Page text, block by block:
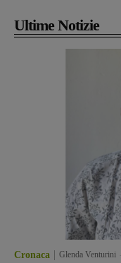
Ultime Notizie
Cronaca Glenda Venturini